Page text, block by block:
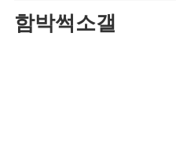
함박썩소갤